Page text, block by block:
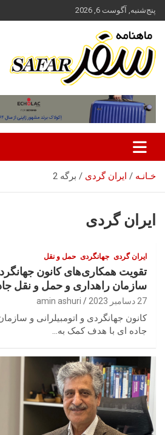
محتوا
بروید
پنج‌شنبه, آگوست 6, 2026
سفر آنلاین
خـانـه ایران گردی برگه 2
ایران گردی
ایران گردی جهانگردی حمل‌ و نقل
تقویت همکاری‌های کانون
سازمان راهداری و حمل و نقل
27 دسامبر 2023 amin ashuri
کانون جهانگردی و اتومبیلرانی و
جاده ای با هدف کمک به…